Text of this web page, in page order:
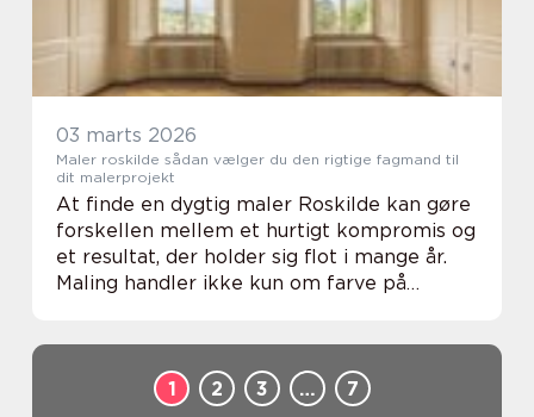
03 marts 2026
Maler roskilde sådan vælger du den rigtige fagmand til
dit malerprojekt
At finde en dygtig maler Roskilde kan gøre
forskellen mellem et hurtigt kompromis og
et resultat, der holder sig flot i mange år.
Maling handler ikke kun om farve på
1
2 3 … 7